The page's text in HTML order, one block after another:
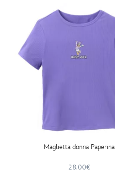
Maglietta donna Paperina
28.00€